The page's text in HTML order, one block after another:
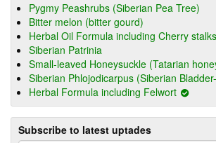
Pygmy Peashrubs (Siberian Pea Tree)
Bitter melon (bitter gourd)
Herbal Oil Formula including Cherry stalks
Siberian Patrinia
Small-leaved Honeysuckle (Tatarian
Siberian Phlojodicarpus (Siberian
Herbal Formula including Felwort
Subscribe to latest uptades